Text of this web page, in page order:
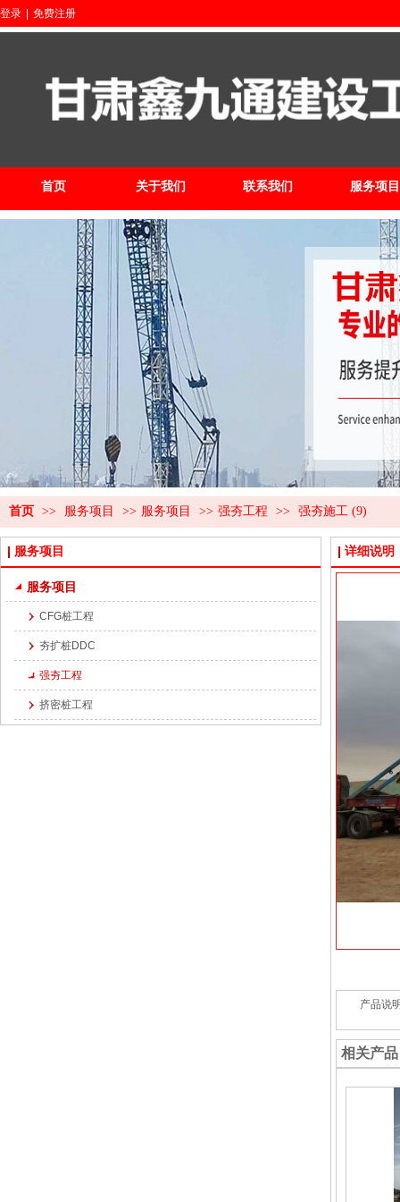
登录 免费注册
首页 关于我们 联系我们 服务项目
首页 >> 服务项目 >> 服务项目 >> 强夯工程 >> 强夯施工 (9)
服务项目
服务项目
CFG桩工程
夯扩桩DDC
强夯工程
挤密桩工程
详细说明
产品说
相关产品